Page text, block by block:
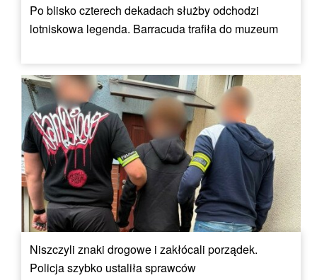
Po blisko czterech dekadach służby odchodzi
lotniskowa legenda. Barracuda trafiła do muzeum
Niszczyli znaki drogowe i zakłócali porządek.
Policja szybko ustaliła sprawców